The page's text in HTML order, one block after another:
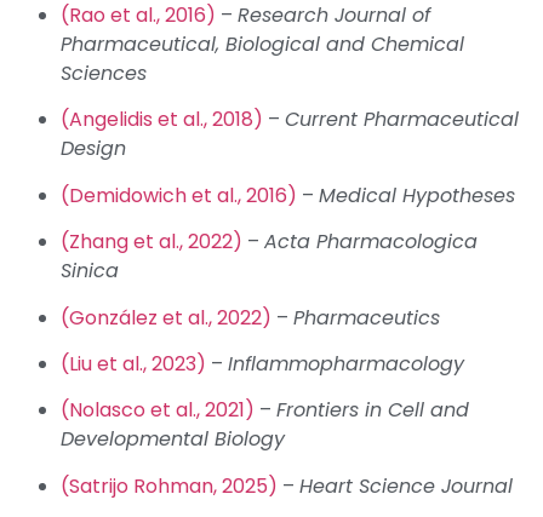
(Rao et al., 2016) – Research Journal of
Pharmaceutical, Biological and Chemical
Sciences
(Angelidis et al., 2018) – Current Pharmaceutical
Design
(Demidowich et al., 2016) – Medical Hypotheses
(Zhang et al., 2022) – Acta Pharmacologica
Sinica
(González et al., 2022) – Pharmaceutics
(Liu et al., 2023) – Inflammopharmacology
(Nolasco et al., 2021) – Frontiers in Cell and
Developmental Biology
(Satrijo Rohman, 2025) – Heart Science Journal